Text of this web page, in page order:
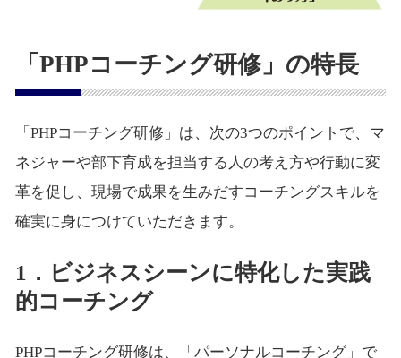
「PHPコーチング研修」の特長
「PHPコーチング研修」は、次の3つのポイントで、マ
ネジャーや部下育成を担当する人の考え方や行動に変
革を促し、現場で成果を生みだすコーチングスキルを
確実に身につけていただきます。
1．ビジネスシーンに特化した実践
的コーチング
PHPコーチング研修は、「パーソナルコーチング」で